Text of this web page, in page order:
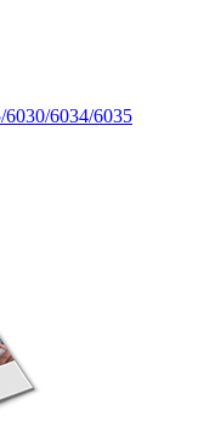
6034/6035